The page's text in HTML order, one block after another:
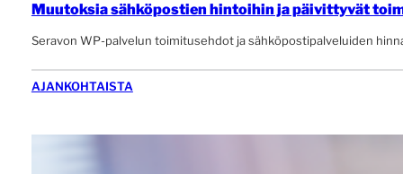
Muutoksia sähköpostien hintoihin ja päivittyvät
Seravon WP-palvelun toimitusehdot ja sähköpostipalveluiden
AJANKOHTAISTA